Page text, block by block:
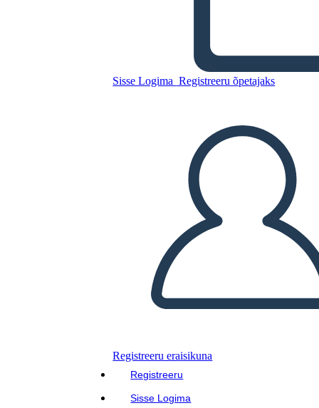
Sisse Logima Registreeru õpetajaks
Registreeru eraisikuna
Registreeru
Sisse Logima
ESITA SLAIDIESITLUST
LOE MULLE